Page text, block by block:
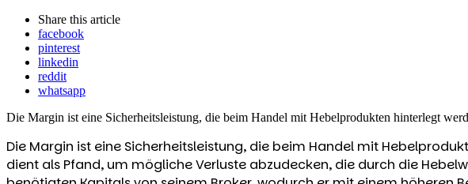
Share this article
facebook
pinterest
linkedin
reddit
whatsapp
Die Margin ist eine Sicherheitsleistung, die beim Handel mit Hebelprodukten hinterlegt
Die Margin ist eine Sicherheitsleistung, die beim Handel mit
dient als Pfand, um mögliche Verluste abzudecken, die durch die